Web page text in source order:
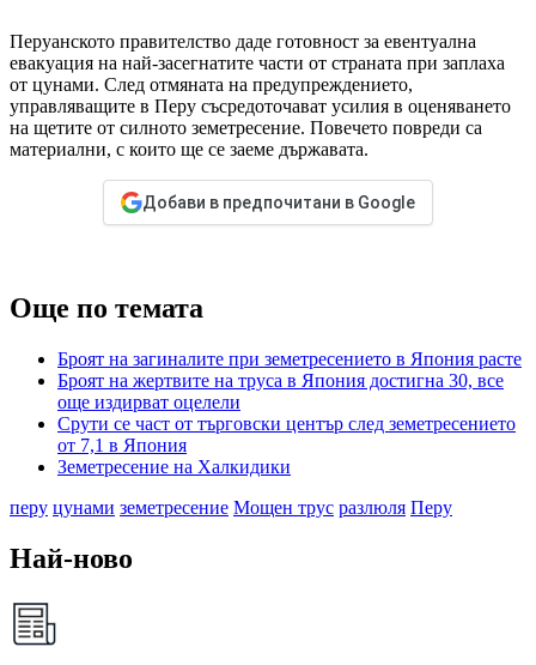
Перуанското правителство даде готовност за евентуална
евакуация на най-засегнатите части от страната при заплаха
от цунами. След отмяната на предупреждението,
управляващите в Перу съсредоточават усилия в оценяването
на щетите от силното земетресение. Повечето повреди са
материални, с които ще се заеме държавата.
Добави в предпочитани в Google
Още по темата
Броят на загиналите при земетресението в Япония расте
Броят на жертвите на труса в Япония достигна 30, все
още издирват оцелели
Срути се част от търговски център след земетресението
от 7,1 в Япония
Земетресение на Халкидики
перу цунами земетресение Мощен трус разлюля Перу
Най-ново